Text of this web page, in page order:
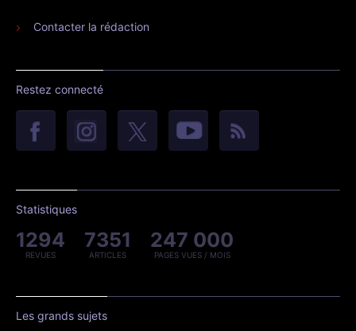
Contacter la rédaction
Restez connecté
Statistiques
1294
REVUES
7351
ARTICLES
247 000
PAGES VUES / MOIS
Les grands sujets